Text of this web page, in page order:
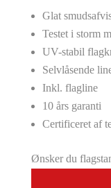
Glat
Testet i storm
UV-stabil
Selvlåsende
Inkl. flagline
10 års garanti
Certificeret af
Ønsker du